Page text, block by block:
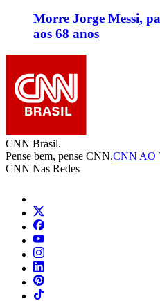
Morre Jorge Messi,
aos 68 anos
CNN Brasil.
Pense bem, pense CNN.CNN AO
CNN Nas Redes